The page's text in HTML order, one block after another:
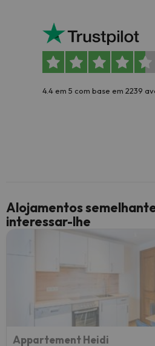
4.4 em 5 com base em 2239
Alojamentos
interessar-lhe
Appartement Heidi